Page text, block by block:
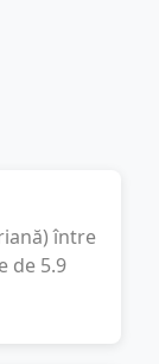
între
de 5.9